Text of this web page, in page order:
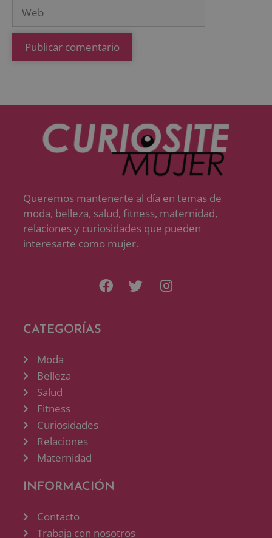
Queremos mantenerte al día en temas de
moda, belleza, salud, fitness, maternidad,
relaciones y curiosidades que pueden
interesarte como mujer.
CATEGORÍAS
Moda
Belleza
Salud
Fitness
Curiosidades
Relaciones
Maternidad
INFORMACIÓN
Contacto
Trabaja con nosotros